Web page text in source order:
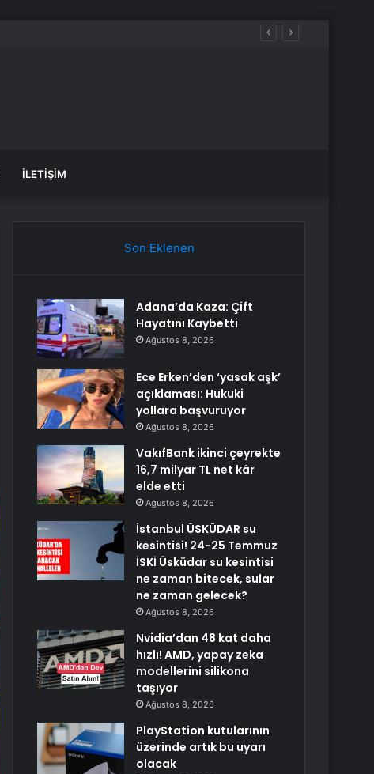
İLETIŞIM
Son Eklenen
Adana’da Kaza: Çift
Hayatını Kaybetti
Ağustos 8, 2026
Ece Erken’den ‘yasak aşk’
açıklaması: Hukuki
yollara başvuruyor
Ağustos 8, 2026
VakıfBank ikinci çeyrekte
16,7 milyar TL net kâr
elde etti
Ağustos 8, 2026
İstanbul ÜSKÜDAR su
kesintisi! 24-25 Temmuz
İSKİ Üsküdar su kesintisi
ne zaman bitecek, sular
ne zaman gelecek?
Ağustos 8, 2026
Nvidia’dan 48 kat daha
hızlı! AMD, yapay zeka
modellerini silikona
taşıyor
Ağustos 8, 2026
PlayStation kutularının
üzerinde artık bu uyarı
olacak